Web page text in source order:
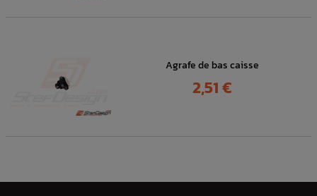
Agrafe de bas caisse
Prix
2,51 €